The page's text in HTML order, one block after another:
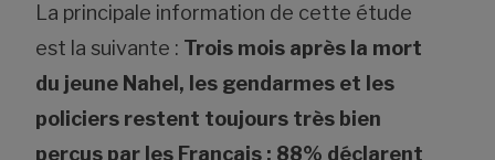
La principale information de cette étude
est la suivante : Trois mois après la mort
du jeune Nahel, les gendarmes et les
policiers restent toujours très bien
perçus par les Français : 88% déclarent